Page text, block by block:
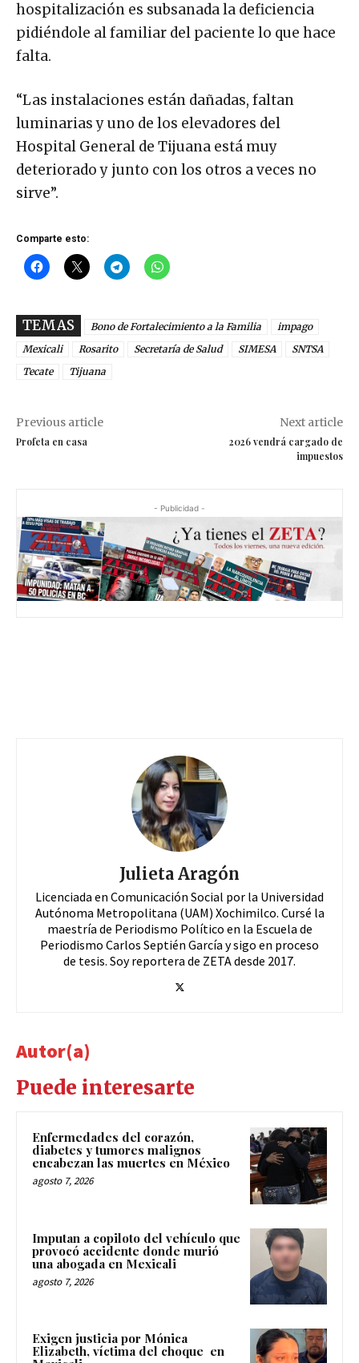
hospitalización es subsanada la deficiencia
pidiéndole al familiar del paciente lo que hace
falta.
“Las instalaciones están dañadas, faltan
luminarias y uno de los elevadores del
Hospital General de Tijuana está muy
deteriorado y junto con los otros a veces no
sirve”.
Comparte esto:
TEMAS Bono de Fortalecimiento a la Familia
impago
Mexicali
Rosarito Secretaría de Salud SIMESA
SNTSA
Tecate
Tijuana
Previous article
Profeta en casa
Next article
2026 vendrá cargado de
impuestos
- Publicidad -
Julieta Aragón
Licenciada en Comunicación Social por la Universidad
Autónoma Metropolitana (UAM) Xochimilco. Cursé la
maestría de Periodismo Político en la Escuela de
Periodismo Carlos Septién García y sigo en proceso
de tesis. Soy reportera de ZETA desde 2017.
Autor(a)
Puede interesarte
Enfermedades del corazón,
diabetes y tumores malignos
encabezan las muertes en México
agosto 7, 2026
Imputan a copiloto del vehículo que
provocó accidente donde murió
una abogada en Mexicali
agosto 7, 2026
Exigen justicia por Mónica
Elizabeth, víctima del choque en